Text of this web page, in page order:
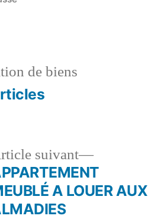
de biens
suivant
Article
suivant :
A LOUER AUX